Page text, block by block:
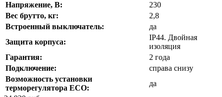
Напряжение, В:
230
Вес брутто, кг:
2,8
Встроенный выключатель:
да
Защита корпуса:
IP44. Двойная
изоляция
Гарантия:
2 года
Подключение:
справа снизу
Возможность установки
терморегулятора ЕСО:
да